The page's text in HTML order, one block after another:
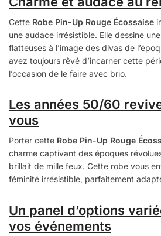
Cette Robe Pin-Up Rouge Écossaise
une audace irrésistible. Elle dessine
flatteuses à l’image des divas de
avez toujours rêvé d’incarner cette
l’occasion de le faire avec brio.
Les années 50/60
vous
Porter cette Robe Pin-Up Rouge
charme captivant des époques
brillait de mille feux. Cette robe vous
féminité irrésistible, parfaitement
Un panel d’options
vos événements